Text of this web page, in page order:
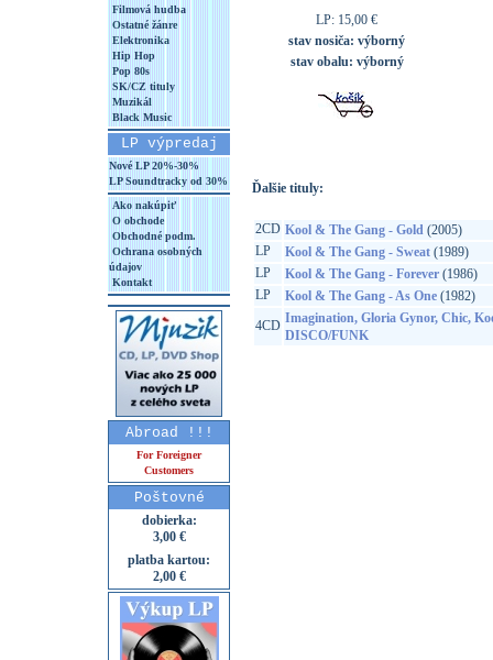
Filmová hudba
Ostatné žánre
Elektronika
Hip Hop
Pop 80s
SK/CZ tituly
Muzikál
Black Music
LP výpredaj
Nové LP 20%-30%
LP Soundtracky od 30%
Ako nakúpiť
O obchode
Obchodné podm.
Ochrana osobných
údajov
Kontakt
Abroad !!!
For Foreigner
Customers
Poštovné
dobierka:
3,00 €
platba kartou:
2,00 €
LP: 15,00 €
stav nosiča: výborný
stav obalu: výborný
Ďalšie tituly:
2CD Kool & The Gang - Gold(2005)
LP
Kool & The Gang - Sweat(1989)
LP
Kool & The Gang - Forever(1986)
LP
Kool & The Gang - As One(1982)
4CD Imagination, Gloria Gynor, Chic,
DISCO/FUNK